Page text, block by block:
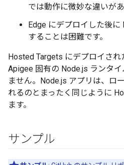
では動作に微妙な違いがあ
Edge にデプロイした後
することは困難です。
Hosted Targets にデプロイされ
Apigee 固有の Node.js ランタ
ません。Node.js アプリは、ロ
れるのとまったく同じように
ます。
サンプル